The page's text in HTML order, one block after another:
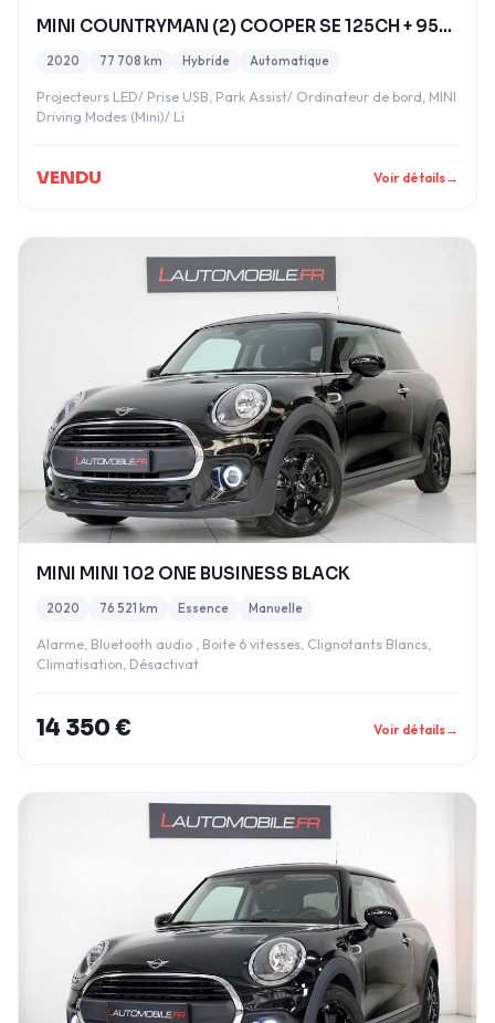
MINI COUNTRYMAN (2) COOPER SE 125CH + 95CH COOPER
2020 77 708 km Hybride Automatique
Projecteurs LED/ Prise USB, Park Assist/ Ordinateur de bord, MINI
Driving Modes (Mini)/ Li
VENDU Voir détails→
MINI MINI 102 ONE BUSINESS BLACK
2020 76 521 km Essence Manuelle
Alarme, Bluetooth audio , Boite 6 vitesses, Clignotants Blancs,
Climatisation, Désactivat
14 350 € Voir détails→